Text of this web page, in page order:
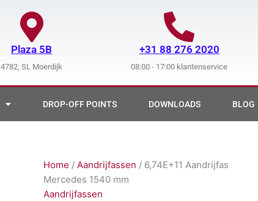
Plaza 5B
4782, SL Moerdijk
+31 88 276 2020
08:00 - 17:00 klantenservice
DROP-OFF POINTS DOWNLOADS BLOG
Home / Aandrijfassen / 6,74E+11 Aandrijfas
Mercedes 1540 mm
Aandrijfassen